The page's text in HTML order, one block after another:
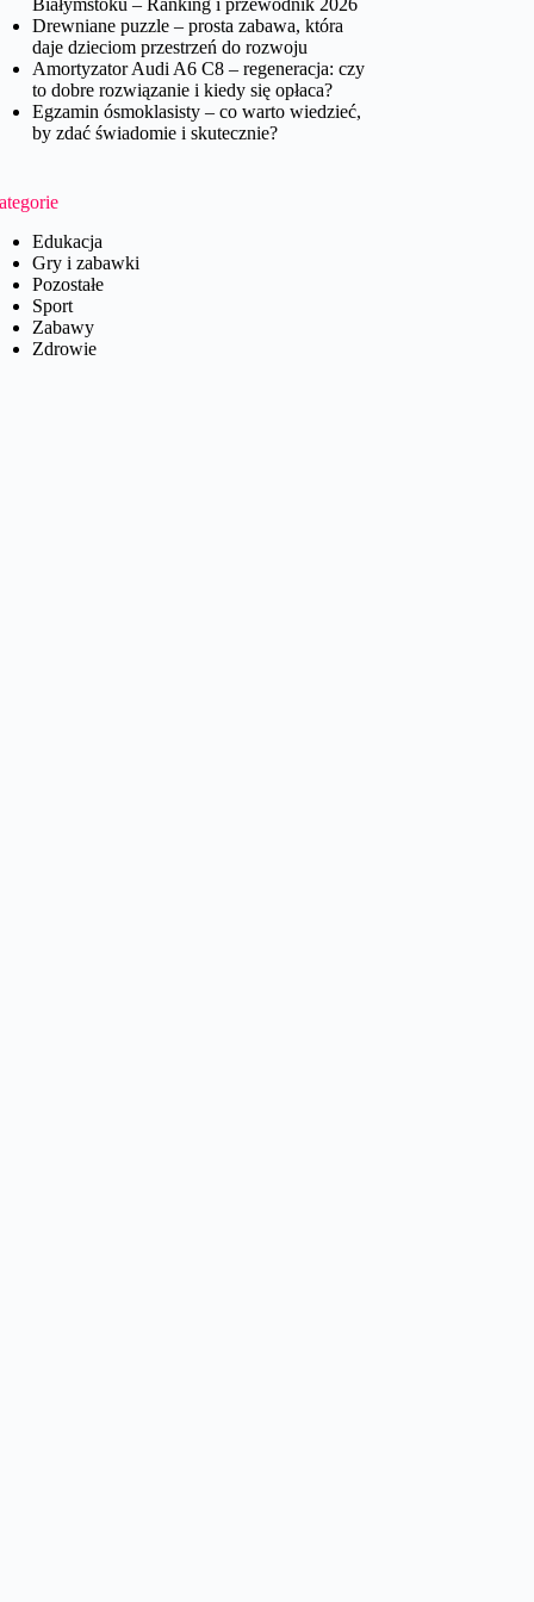
Drewniane puzzle – prosta zabawa, która
daje dzieciom przestrzeń do rozwoju
Amortyzator Audi A6 C8 – regeneracja: czy
to dobre rozwiązanie i kiedy się opłaca?
Egzamin ósmoklasisty – co warto wiedzieć,
by zdać świadomie i skutecznie?
Edukacja
Gry i zabawki
Pozostałe
Sport
Zabawy
Zdrowie